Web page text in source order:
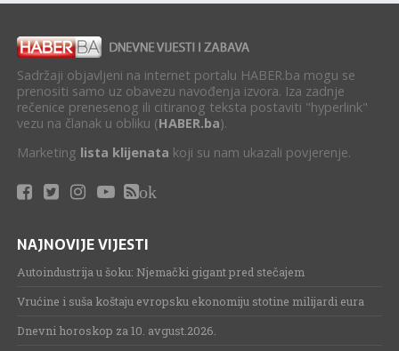
Sadržaji objavljeni na internet portalu HABER.ba mogu se
prenositi samo uz obavezu navođenja izvora. Iza zadnje
rečenice prenesenog ili citiranog teksta postaviti "hyperlink"
vezu na članak u obliku (HABER.ba).
Marketing lista klijenata koji su nam ukazali povjerenje.
ok
NAJNOVIJE VIJESTI
Autoindustrija u šoku: Njemački gigant pred stečajem
Vrućine i suša koštaju evropsku ekonomiju stotine milijardi eura
Dnevni horoskop za 10. avgust.2026.